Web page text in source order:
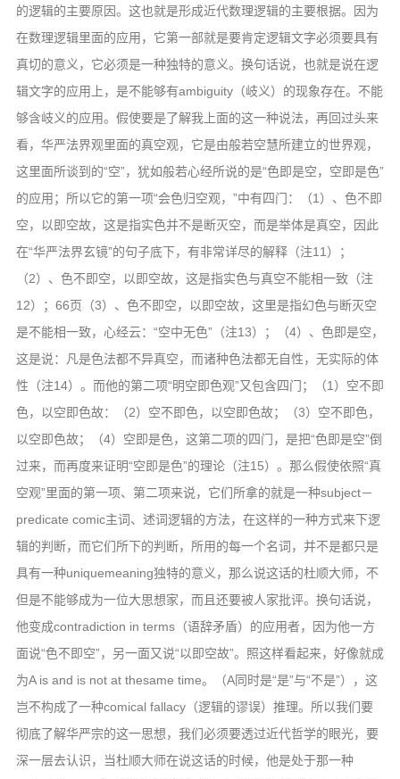
观世音热线
菩提静修营
观自在禅修营
学报论集
信息公告
戒幢论坛
寺院巡览
活动记录
西园风光
下院风采
搜索
的逻辑的主要原因。这也就是形成近代数理逻辑的主要根据。因为
在数理逻辑里面的应用，它第一部就是要肯定逻辑文字必须要具有
真切的意义，它必须是一种独特的意义。换句话说，也就是说在逻
辑文字的应用上，是不能够有ambiguity（岐义）的现象存在。不能
够含岐义的应用。假使要是了解我上面的这一种说法，再回过头来
看，华严法界观里面的真空观，它是由般若空慧所建立的世界观，
这里面所谈到的“空”，犹如般若心经所说的是“色即是空，空即是色”
的应用；所以它的第一项“会色归空观，”中有四门：（1）、色不即
空，以即空故，这是指实色并不是断灭空，而是举体是真空，因此
在“华严法界玄镜”的句子底下，有非常详尽的解释（注11）；
（2）、色不即空，以即空故，这是指实色与真空不能相一致（注
12）；66页（3）、色不即空，以即空故，这里是指幻色与断灭空
是不能相一致，心经云：“空中无色”（注13）；（4）、色即是空，
这是说：凡是色法都不异真空，而诸种色法都无自性，无实际的体
性（注14）。而他的第二项“明空即色观”又包含四门；（1）空不即
色，以空即色故：（2）空不即色，以空即色故；（3）空不即色，
以空即色故；（4）空即是色，这第二项的四门，是把“色即是空”倒
过来，而再度来证明“空即是色”的理论（注15）。那么假使依照“真
空观”里面的第一项、第二项来说，它们所拿的就是一种subject－
predicate comic主词、述词逻辑的方法，在这样的一种方式来下逻
辑的判断，而它们所下的判断，所用的每一个名词，并不是都只是
具有一种uniquemeaning独特的意义，那么说这话的杜顺大师，不
但是不能够成为一位大思想家，而且还要被人家批评。换句话说，
他变成contradiction in terms（语辞矛盾）的应用者，因为他一方
面说“色不即空”，另一面又说“以即空故”。照这样看起来，好像就成
为A is and is not at thesame time。（A同时是“是”与“不是”），这
岂不构成了一种comical fallacy（逻辑的谬误）推理。所以我们要
彻底了解华严宗的这一思想，我们必须要透过近代哲学的眼光，要
深一层去认识，当杜顺大师在说这话的时候，他是处于那一种